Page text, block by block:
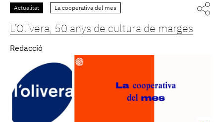
Actualitat La cooperativa del mes
L’Olivera, 50 anys de cultura de marges
Redacció